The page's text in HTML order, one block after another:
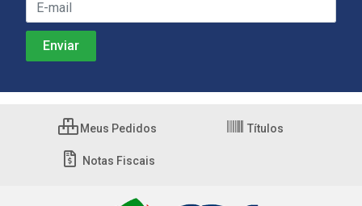
Meus Pedidos Títulos
Notas Fiscais